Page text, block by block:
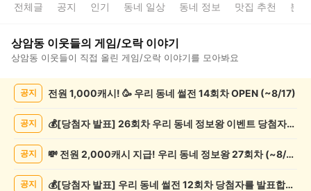
전체글 공지 인기 동네 일상 동네 정보 맛집 추천 분
상암동 이웃들의 게임/오락이야기
상암동 이웃들이 직접 올린 게임/오락 이야기를 모아봐요
공지 전원 1,000캐시! 🥳 우리 동네 썰전 14회차 OPEN (~8/17)
공지 💰[당첨자 발표] 26회차 우리 동네 정보왕 이벤트 당첨자를 발표합니다!
공지 💸 전원 2,000캐시 지급! 우리 동네 정보왕 27회차 (~8/10)
공지 💰[당첨자 발표] 우리 동네 썰전 12회차 당첨자를 발표합니다!